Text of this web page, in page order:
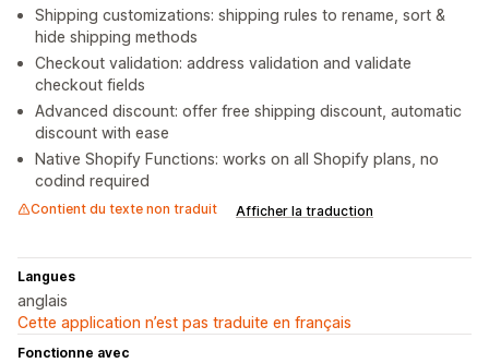
Shipping customizations: shipping rules to rename, sort &
hide shipping methods
Checkout validation: address validation and validate
checkout fields
Advanced discount: offer free shipping discount, automatic
discount with ease
Native Shopify Functions: works on all Shopify plans, no
codind required
Contient du texte non traduit Afficher la traduction
Langues
anglais
Cette application n’est pas traduite en français
Fonctionne avec